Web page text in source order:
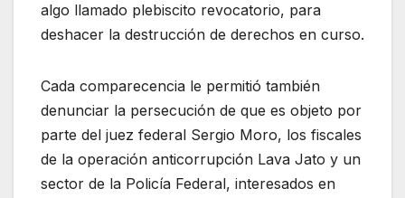
algo llamado plebiscito revocatorio, para
deshacer la destrucción de derechos en curso.
Cada comparecencia le permitió también
denunciar la persecución de que es objeto por
parte del juez federal Sergio Moro, los fiscales
de la operación anticorrupción Lava Jato y un
sector de la Policía Federal, interesados en